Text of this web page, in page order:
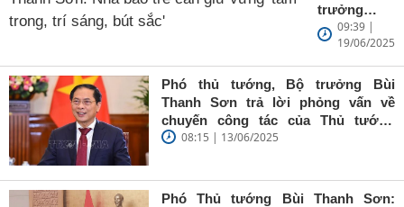
trưởng
Ngoại giao
Bùi Thanh
Sơn: Nhà
báo trẻ cần
giữ vững
'tâm trong,
09:39 |
19/06/2025
Phó thủ tướng, Bộ trưởng Bùi
Thanh Sơn trả lời phỏng vấn về
chuyến công tác của Thủ tướng
Chính phủ đến Estonia, Pháp và
08:15 | 13/06/2025
Phó Thủ tướng Bùi Thanh Sơn: